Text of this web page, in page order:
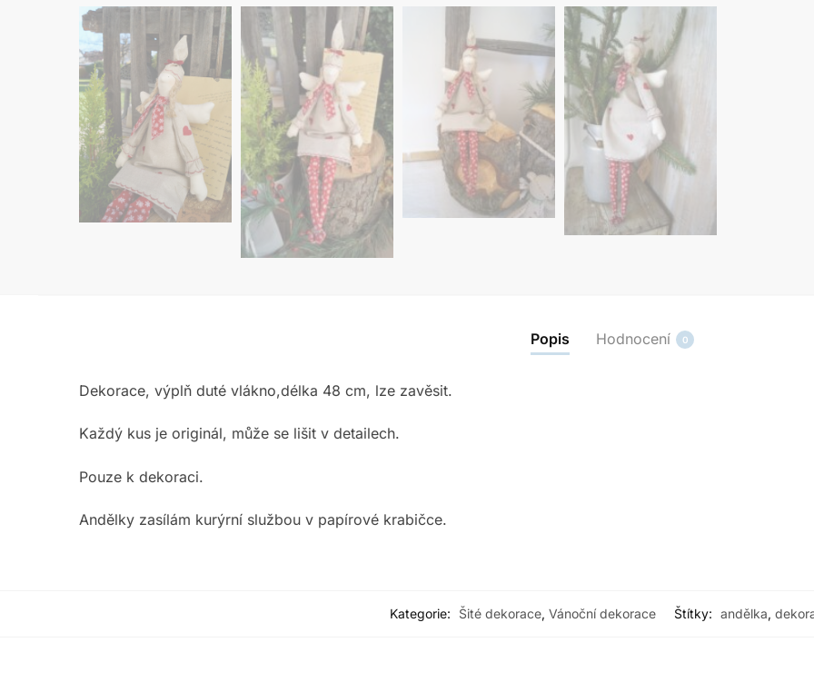
Popis Hodnocení 0
Dekorace, výplň duté vlákno,délka 48 cm, lze zavěsit.
Každý kus je originál, může se lišit v detailech.
Pouze k dekoraci.
Andělky zasílám kurýrní službou v papírové krabičce.
Kategorie: Šité dekorace, Vánoční dekorace Štítky: andělka,